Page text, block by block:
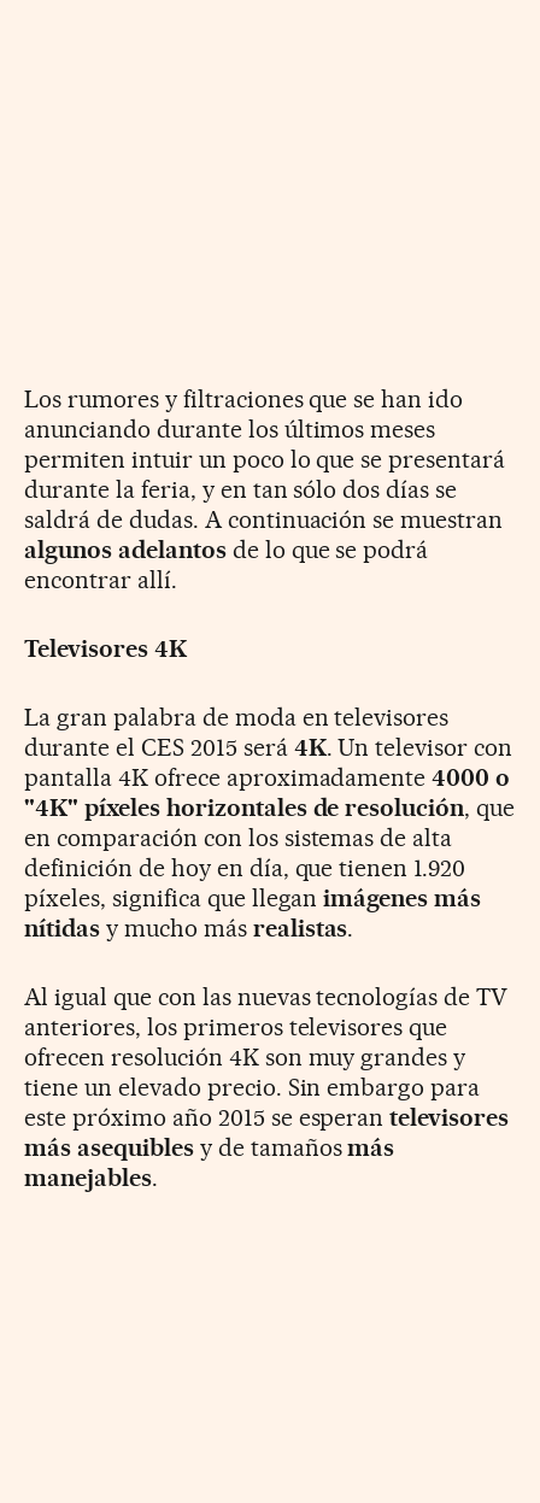
Los rumores y filtraciones que se han ido
anunciando durante los últimos meses
permiten intuir un poco lo que se presentará
durante la feria, y en tan sólo dos días se
saldrá de dudas. A continuación se muestran
algunos adelantosde lo que se podrá
encontrar allí.
Televisores 4K
La gran palabra de moda en televisores
durante el CES 2015 será 4K. Un televisor con
pantalla 4K ofrece aproximadamente4000 o
"4K" píxeles horizontales de resolución, que
en comparación con los sistemas de alta
definición de hoy en día, que tienen 1.920
píxeles, significa que lleganimágenes más
nítidasy mucho más realistas.
Al igual que con las nuevas tecnologías de TV
anteriores, los primeros televisores que
ofrecen resolución 4K son muy grandes y
tiene un elevado precio. Sin embargo para
este próximo año 2015 se esperantelevisores
más asequiblesy de tamañosmás
manejables.